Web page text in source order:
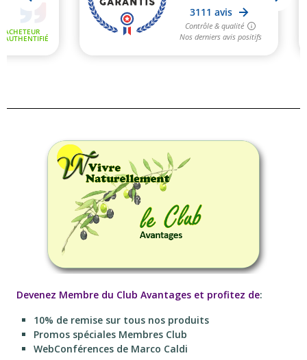
Devenez Membre du Club Avantages et profitez de:
10% de remise sur tous nos produits
Promos spéciales Membres Club
WebConférences de Marco Caldi